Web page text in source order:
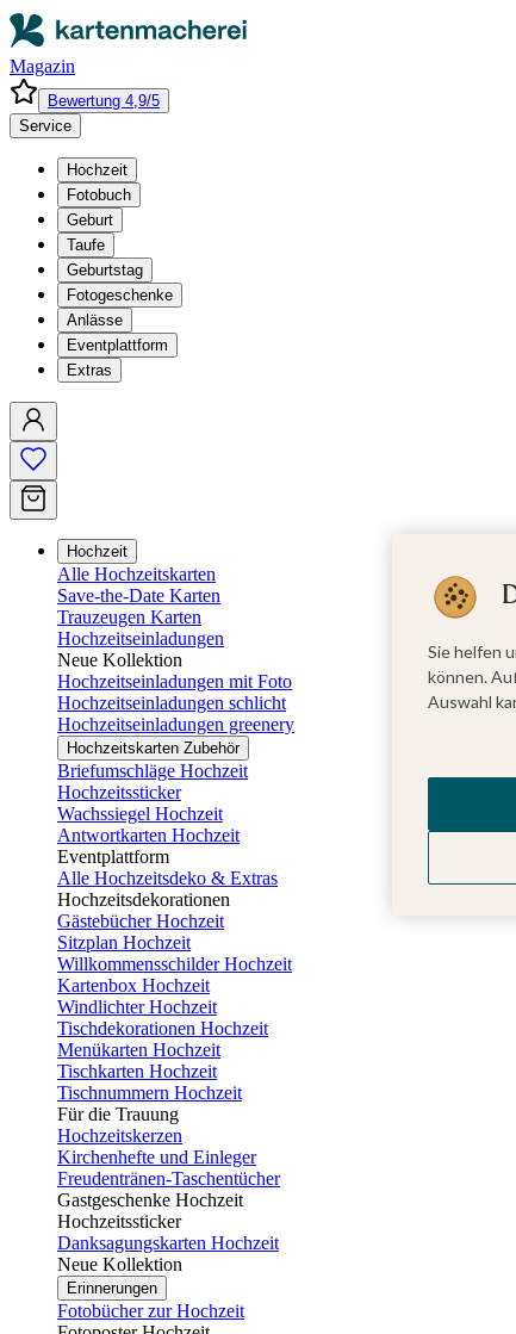
Magazin
Bewertung 4,9/5
Service
Hochzeit
Fotobuch
Geburt
Taufe
Geburtstag
Fotogeschenke
Anlässe
Eventplattform
Extras
Hochzeit
Alle Hochzeitskarten
Save-the-Date Karten
Trauzeugen Karten
Hochzeitseinladungen
Neue Kollektion
Hochzeitseinladungen mit Foto
Hochzeitseinladungen schlicht
Hochzeitseinladungen greenery
Hochzeitskarten Zubehör
Briefumschläge Hochzeit
Hochzeitssticker
Wachssiegel Hochzeit
Antwortkarten Hochzeit
Eventplattform
Alle Hochzeitsdeko & Extras
Hochzeitsdekorationen
Gästebücher Hochzeit
Sitzplan Hochzeit
Willkommensschilder Hochzeit
Kartenbox Hochzeit
Windlichter Hochzeit
Tischdekorationen Hochzeit
Menükarten Hochzeit
Tischkarten Hochzeit
Tischnummern Hochzeit
Für die Trauung
Hochzeitskerzen
Kirchenhefte und Einleger
Freudentränen-Taschentücher
Gastgeschenke Hochzeit
Hochzeitssticker
Danksagungskarten Hochzeit
Neue Kollektion
Erinnerungen
Fotobücher zur Hochzeit
Sie helfen
können.
Auswahl